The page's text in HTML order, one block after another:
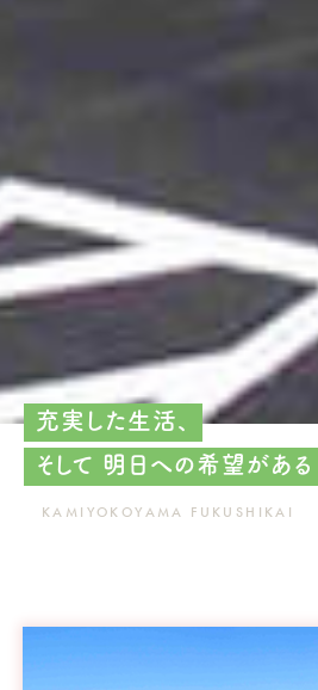
充実した生活、
そして 明日への希望がある
KAMIYOKOYAMA FUKUSHIKAI